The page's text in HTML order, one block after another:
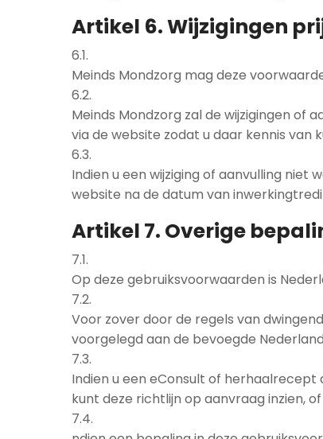
Artikel 6. Wijzigingen
6.1.
Meinds Mondzorg mag deze
6.2.
Meinds Mondzorg zal de wijzigingen of
via de website zodat u daar kennis van
6.3.
Indien u een wijziging of aanvulling
website na de datum van
Artikel 7. Overige
7.1.
Op deze gebruiksvoorwaarden is
7.2.
Voor zover door de regels van
voorgelegd aan de bevoegde
7.3.
Indien u een eConsult of
kunt deze richtlijn op aanvraag inzien,
7.4.